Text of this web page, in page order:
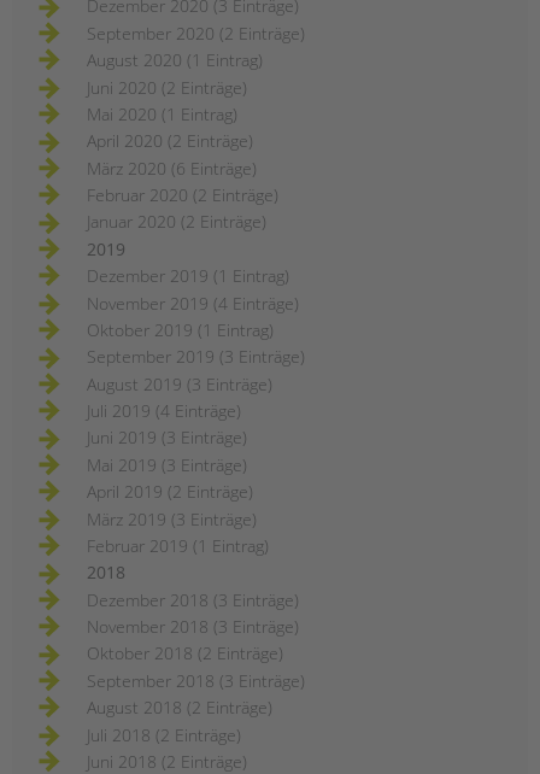
Dezember 2020 (3 Einträge)
September 2020 (2 Einträge)
August 2020 (1 Eintrag)
Juni 2020 (2 Einträge)
Mai 2020 (1 Eintrag)
April 2020 (2 Einträge)
März 2020 (6 Einträge)
Februar 2020 (2 Einträge)
Januar 2020 (2 Einträge)
2019
Dezember 2019 (1 Eintrag)
November 2019 (4 Einträge)
Oktober 2019 (1 Eintrag)
September 2019 (3 Einträge)
August 2019 (3 Einträge)
Juli 2019 (4 Einträge)
Juni 2019 (3 Einträge)
Mai 2019 (3 Einträge)
April 2019 (2 Einträge)
März 2019 (3 Einträge)
Februar 2019 (1 Eintrag)
2018
Dezember 2018 (3 Einträge)
November 2018 (3 Einträge)
Oktober 2018 (2 Einträge)
September 2018 (3 Einträge)
August 2018 (2 Einträge)
Juli 2018 (2 Einträge)
Juni 2018 (2 Einträge)